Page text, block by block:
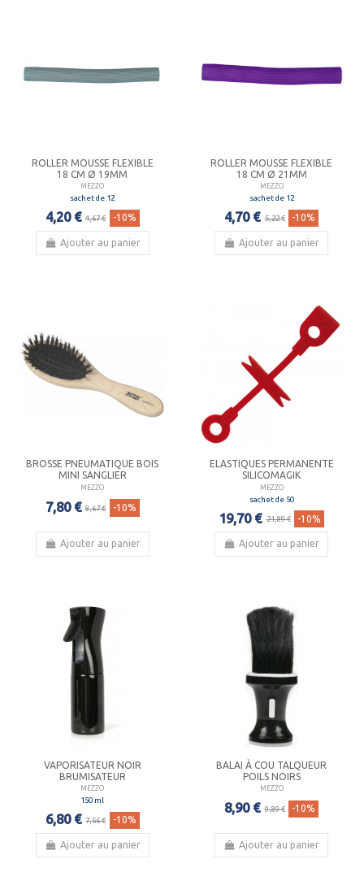
ROLLER MOUSSE FLEXIBLE
18 CM Ø 19MM
MEZZO
sachet de 12
4,20 € 4,67 € -10%
Ajouter au panier
ROLLER MOUSSE FLEXIBLE
18 CM Ø 21MM
MEZZO
sachet de 12
4,70 € 5,22 € -10%
Ajouter au panier
BROSSE PNEUMATIQUE BOIS
MINI SANGLIER
MEZZO
7,80 € 8,67 € -10%
Ajouter au panier
ELASTIQUES PERMANENTE
SILICOMAGIK
MEZZO
sachet de 50
19,70 € 21,89 € -10%
Ajouter au panier
VAPORISATEUR NOIR
BRUMISATEUR
MEZZO
150 ml
6,80 € 7,56 € -10%
Ajouter au panier
BALAI À COU TALQUEUR
POILS NOIRS
MEZZO
8,90 € 9,89 € -10%
Ajouter au panier